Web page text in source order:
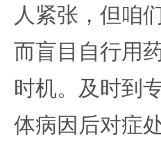
人紧张，但咱
而盲目自行用
时机。及时到
体病因后对症